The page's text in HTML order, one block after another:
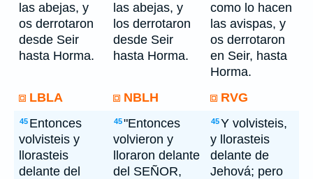
las abejas, y
os derrotaron
desde Seir
hasta Horma.
las abejas, y
los derrotaron
desde Seir
hasta Horma.
como lo hacen
las avispas, y
os derrotaron
en Seir, hasta
Horma.
LBLA
NBLH RVG
45 Entonces
volvisteis y
llorasteis
delante del
45"Entonces
volvieron y
lloraron delante
del SEÑOR,
45Y volvisteis,
y llorasteis
delante de
Jehová; pero